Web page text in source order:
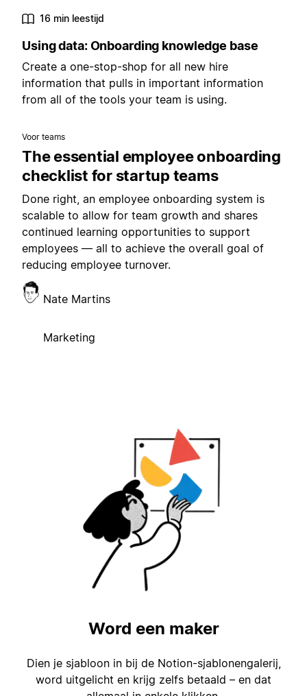
16 min leestijd
Using data: Onboarding knowledge base
Create a one-stop-shop for all new hire
information that pulls in important information
from all of the tools your team is using.
Voor teams
The essential employee onboarding
checklist for startup teams
Done right, an employee onboarding system is
scalable to allow for team growth and shares
continued learning opportunities to support
employees — all to achieve the overall goal of
reducing employee turnover.
Nate Martins
Marketing
Word een maker
Dien je sjabloon in bij de Notion-sjablonengalerij,
word uitgelicht en krijg zelfs betaald – en dat